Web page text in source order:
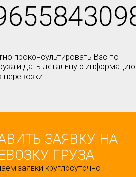
проконсультировать Вас по
и дать детальную
перевозки.
ЗАЯВКУ НА
ГРУЗА
заявки круглосуточно